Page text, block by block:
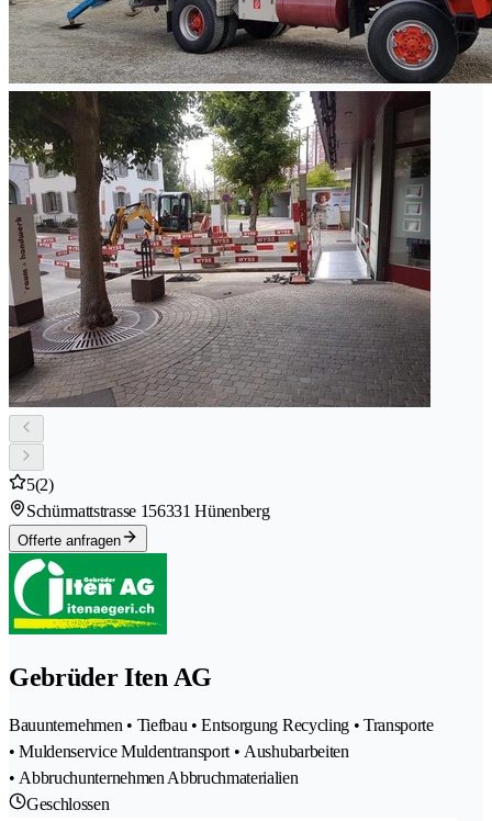
5(2)
Schürmattstrasse 156331 Hünenberg
Offerte anfragen
Gebrüder Iten AG
Bauunternehmen • Tiefbau • Entsorgung Recycling • Transporte
• Muldenservice Muldentransport • Aushubarbeiten
• Abbruchunternehmen Abbruchmaterialien
Geschlossen